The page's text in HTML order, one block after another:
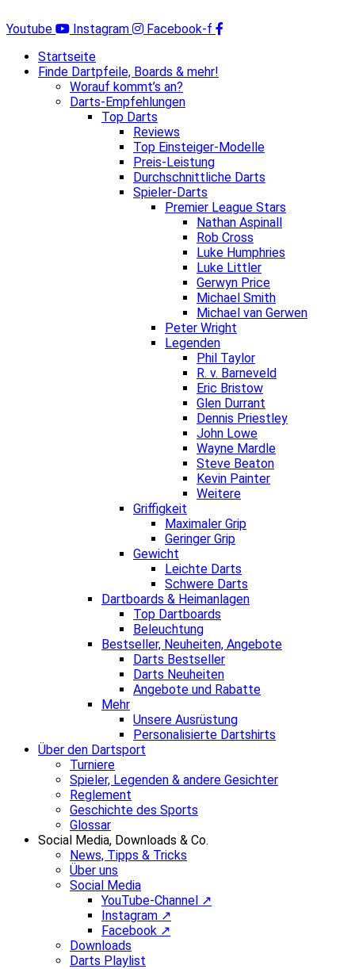
Inhalt
Youtube Instagram
Facebook-f
Startseite
Finde Dartpfeile, Boards & mehr!
Worauf kommt’s an?
Darts-Empfehlungen
Top Darts
Reviews
Top Einsteiger-Modelle
Preis-Leistung
Durchschnittliche Darts
Spieler-Darts
Premier League Stars
Nathan Aspinall
Rob Cross
Luke Humphries
Luke Littler
Gerwyn Price
Michael Smith
Michael van Gerwen
Peter Wright
Legenden
Phil Taylor
R. v. Barneveld
Eric Bristow
Glen Durrant
Dennis Priestley
John Lowe
Wayne Mardle
Steve Beaton
Kevin Painter
Weitere
Griffigkeit
Maximaler Grip
Geringer Grip
Gewicht
Leichte Darts
Schwere Darts
Dartboards & Heimanlagen
Top Dartboards
Beleuchtung
Bestseller, Neuheiten, Angebote
Darts Bestseller
Darts Neuheiten
Angebote und Rabatte
Mehr
Unsere Ausrüstung
Personalisierte Dartshirts
Über den Dartsport
Turniere
Spieler, Legenden & andere Gesichter
Reglement
Geschichte des Sports
Glossar
Social Media, Downloads & Co.
News, Tipps & Tricks
Über uns
Social Media
YouTube-Channel ↗
Instagram ↗
Facebook ↗
Downloads
Darts Playlist